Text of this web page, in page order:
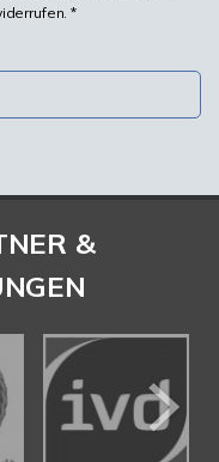
*
&